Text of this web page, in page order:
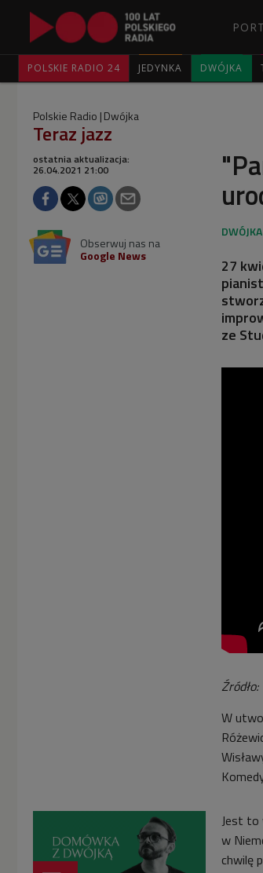
POLSKIE RADIO 24 JEDYNKA DWÓJKA
Polskie Radio Dwójka
Teraz jazz
ostatnia aktualizacja:
26.04.2021 21:00
Obserwuj nas na
Google News
27
ze
W
Jest to
w
chwilę